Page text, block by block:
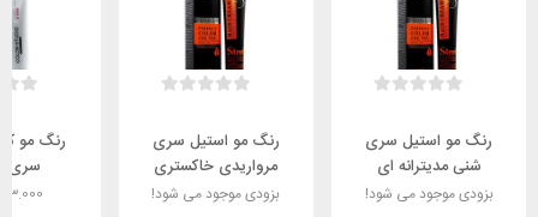
رنگ مو استیل سری
شنی مدیترانه ای
بزودی موجود می شود!
رنگ مو استیل سری
مرواریدی خاکستری
بزودی موجود می شود!
رنگ مو
سری